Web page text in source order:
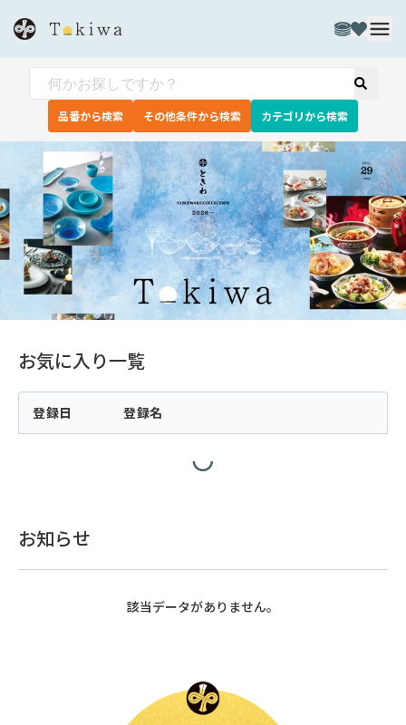
品番から検索 その他条件から検索 カテゴリから検索
お気に入り一覧
登録日 登録名
お知らせ
該当データがありません。